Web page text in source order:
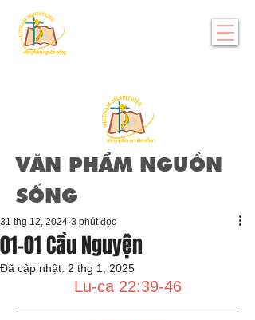
VĂN PHẨM NGUỒN
SỐNG
01-01 Cầu Nguyện
31 thg 12, 2024 3 phút đọc
Đã cập nhật: 2 thg 1, 2025
Lu-ca 22:39-46